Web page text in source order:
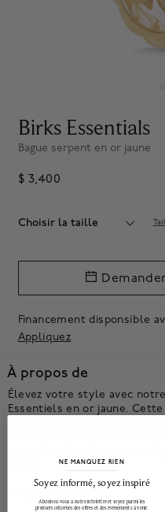
Birks Essentials
Bague serpent en or jaune
$ 3,400
Choisir la taille
Financement disponsible
Appliquez
À propos de
Élevez votre style avec
Essentiels en or jaune.
unique qui ajoute une
classique. Fabriquée en or
lueur chaude et
Or jaune 18 carats.
NE MANQUEZ RIEN
Soyez informé, soyez inspiré
Abonnez-vous à notre infolettre et soyez parmi les
premiers informés des offres et des événements à venir.